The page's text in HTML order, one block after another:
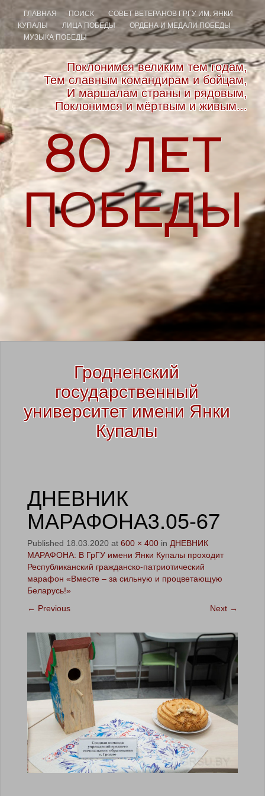
ГЛАВНАЯ ПОИСК
СОВЕТ ВЕТЕРАНОВ ГРГУ ИМ. ЯНКИ
КУПАЛЫ
ЛИЦА ПОБЕДЫ
ОРДЕНА И МЕДАЛИ ПОБЕДЫ
МУЗЫКА ПОБЕДЫ
Поклонимся великим тем годам,
Тем славным командирам и бойцам,
И маршалам страны и рядовым,
Поклонимся и мёртвым и живым...
80ЛЕТ
ПОБЕДЫ
Гродненский
государственный
университет имени Янки
Купалы
ДНЕВНИК
МАРАФОНА3.05-67
Published 18.03.2020 at 600 × 400 in ДНЕВНИК
МАРАФОНА: В ГрГУ имени Янки Купалы проходит
Республиканский гражданско-патриотический
марафон «Вместе – за сильную и процветающую
Беларусь!»
← Previous Next →